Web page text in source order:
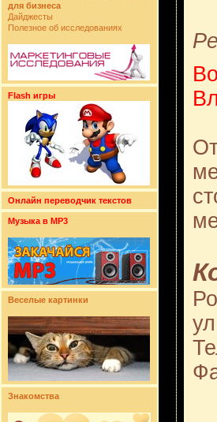
для бизнеса
Дайджесты
Полезное об исследованиях
Flash игры
Онлайн переводчик текстов
Музыка в MP3
Веселые картинки
Знакомства